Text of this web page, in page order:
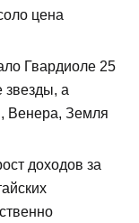
цена
Гвардиоле 25
звезды, а
Венера, Земля
доходов за